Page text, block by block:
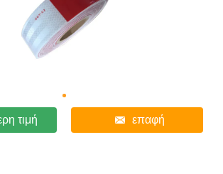
τιμή επαφή